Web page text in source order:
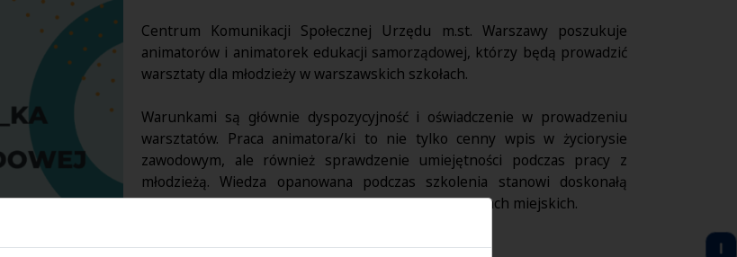
Centrum Komunikacji Społecznej Urzędu m.st. Warszawy poszukuje
animatorów i animatorek edukacji samorządowej, którzy będą prowadzić
warsztaty dla młodzieży w warszawskich szkołach.
Warunkami są głównie dyspozycyjność i oświadczenie w prowadzeniu
warsztatów. Praca animatora/ki to nie tylko cenny wpis w życiorysie
zawodowym, ale również sprawdzenie umiejętności podczas pracy z
młodzieżą. Wiedza opanowana podczas szkolenia stanowi doskonałą
podstawę do ubiegania się o zatrudnienie w placówkach miejskich.